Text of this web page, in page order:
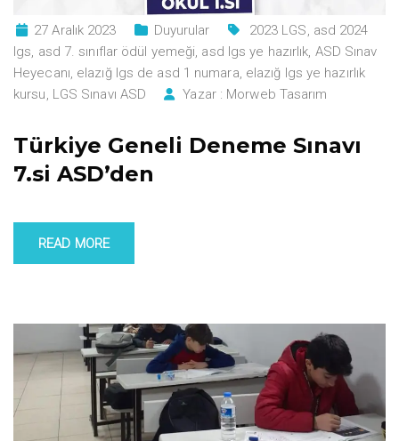
27 Aralık 2023 Duyurular 2023 LGS, asd 2024
lgs, asd 7. sınıflar ödül yemeği, asd lgs ye hazırlık, ASD Sınav
Heyecanı, elazığ lgs de asd 1 numara, elazığ lgs ye hazırlık
kursu, LGS Sınavı ASD Yazar : Morweb Tasarım
Türkiye Geneli Deneme Sınavı
7.si ASD’den
READ MORE